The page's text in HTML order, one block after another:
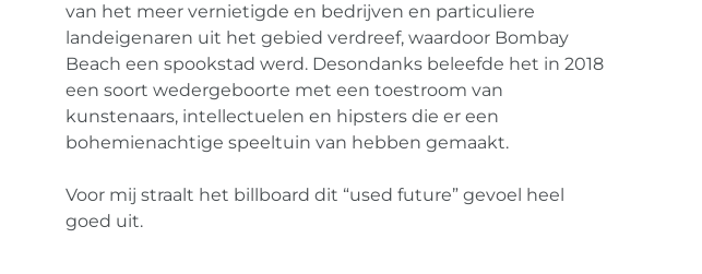
van het meer vernietigde en bedrijven en particuliere
landeigenaren uit het gebied verdreef, waardoor Bombay
Beach een spookstad werd. Desondanks beleefde het in 2018
een soort wedergeboorte met een toestroom van
kunstenaars, intellectuelen en hipsters die er een
bohemienachtige speeltuin van hebben gemaakt.
Voor mij straalt het billboard dit “used future” gevoel heel
goed uit.